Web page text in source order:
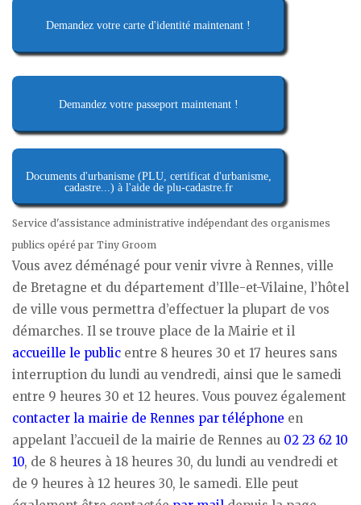
Demandez votre carte d'identité maintenant !
Demandez votre passeport maintenant !
Documents d'urbanisme (PLU, certificat d'urbanisme,
cadastre...) à l'aide de plu-cadastre.fr
Service d'assistance administrative indépendant des organismes
publics opéré par Tiny Groom
Vous avez déménagé pour venir vivre à Rennes, ville
de Bretagne et du département d’Ille-et-Vilaine, l’hôtel
de ville vous permettra d’effectuer la plupart de vos
démarches. Il se trouve place de la Mairie et il
accueille le public entre 8 heures 30 et 17 heures sans
interruption du lundi au vendredi, ainsi que le samedi
entre 9 heures 30 et 12 heures. Vous pouvez également
contacter la mairie de Rennes par téléphone en
appelant l’accueil de la mairie de Rennes au 02 23 62 10
10, de 8 heures à 18 heures 30, du lundi au vendredi et
de 9 heures à 12 heures 30, le samedi. Elle peut